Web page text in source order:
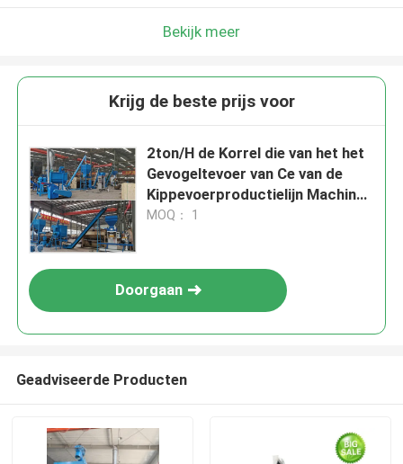
Bekijk meer
Krijg de beste prijs voor
2ton/H de Korrel die van het het
Gevogeltevoer van Ce van de
Kippevoerproductielijn Machine
maken
MOQ： 1
Doorgaan
Geadviseerde Producten